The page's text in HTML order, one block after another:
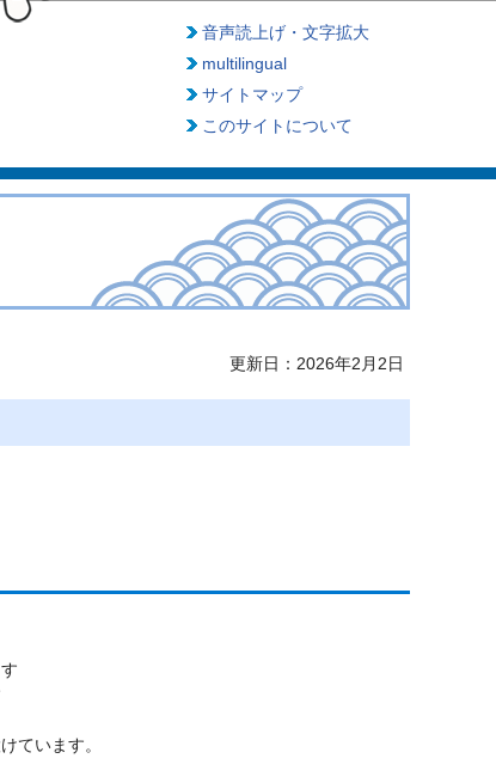
音声読上げ・文字拡大
multilingual
サイトマップ
このサイトについて
更新日：2026年2月2日
ています。